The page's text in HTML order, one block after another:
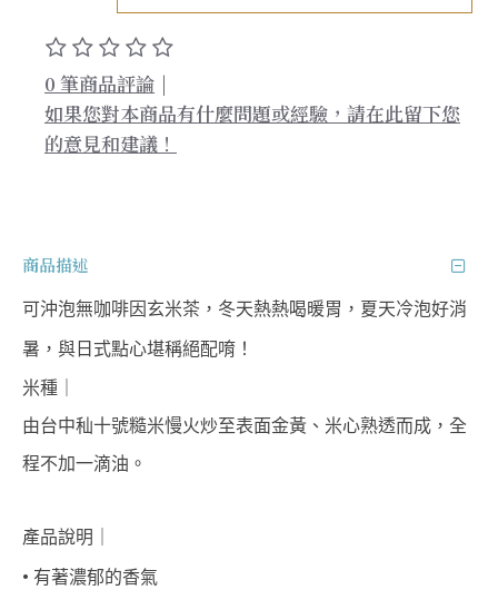
0 筆商品評論 |
如果您對本商品有什麼問題或經驗，請在此留下您
的意見和建議！
商品描述
可沖泡無咖啡因玄米茶，冬天熱熱喝暖胃，夏天冷泡好消
暑，與日式點心堪稱絕配唷！
米種｜
由台中秈十號糙米慢火炒至表面金黃、米心熟透而成，全
程不加一滴油。
產品說明｜
• 有著濃郁的香氣